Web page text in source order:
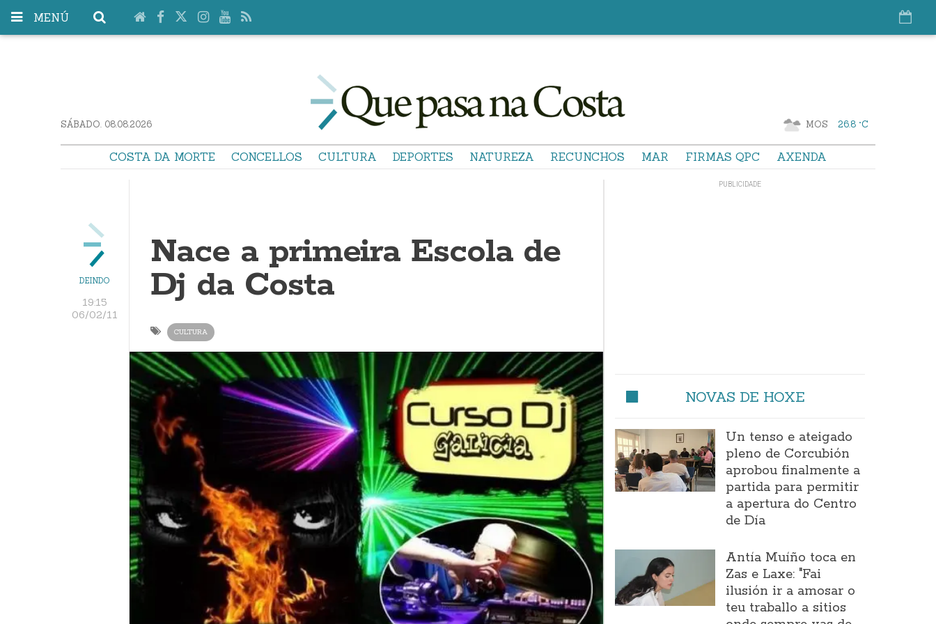
MENÚ
SÁBADO. 08.08.2026 MOS 26.8 °C
COSTA DA MORTE CONCELLOS CULTURA DEPORTES NATUREZA RECUNCHOS MAR FIRMAS QPC AXENDA
DEINDO
19:15
06/02/11
Nace a primeira Escola de
Dj da Costa
CULTURA
NOVAS DE HOXE
Un tenso e ateigado
pleno de Corcubión
aprobou finalmente a
partida para permitir
a apertura do Centro
de Día
Antía Muíño toca en
Zas e Laxe: "Fai
ilusión ir a amosar o
teu traballo a sitios